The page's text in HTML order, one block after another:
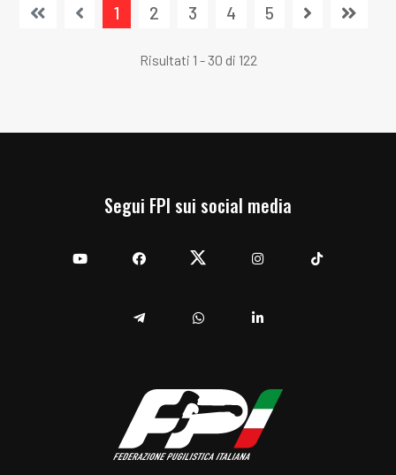
1 2 3 4 5
Risultati 1 - 30 di 122
Segui FPI sui social media